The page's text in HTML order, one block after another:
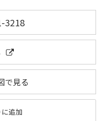
3218
で見る
追加